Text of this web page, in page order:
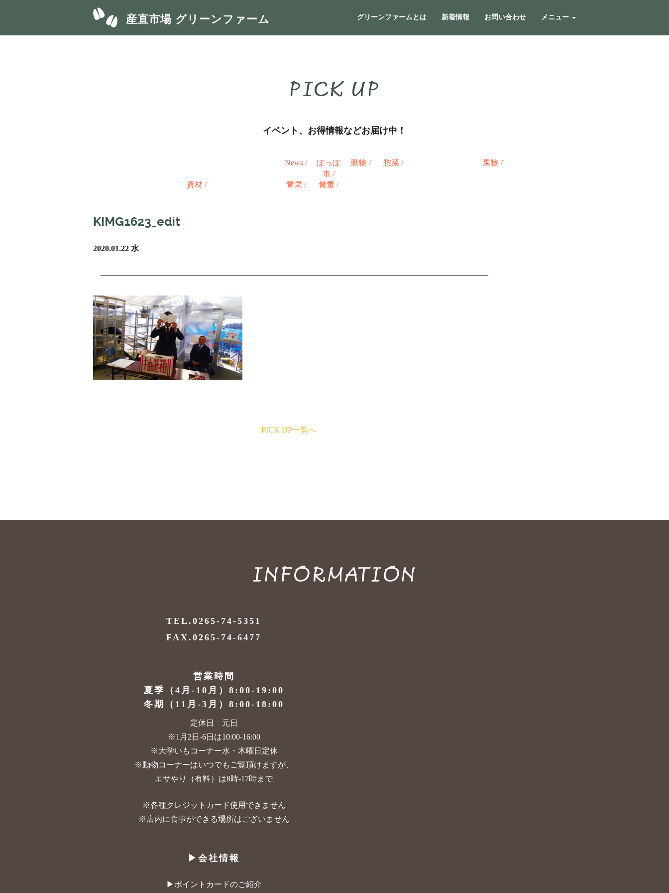
産直市場 グリーンファーム グリーンファームとは 新着情報 お問い合わせ メニュー
PICK UP
イベント、お得情報などお届け中！
News /
ぽっぽ
市 /
動物 / 惣菜 / 果物 /
資材 / 青果 / 骨董 /
KIMG1623_edit
2020.01.22 水
PICK UP一覧へ
INFORMATION
TEL.0265-74-5351
FAX.0265-74-6477
営業時間
夏季（4月-10月） 8:00-19:00
冬期（11月-3月） 8:00-18:00
定休日 元日
※1月2日-6日は10:00-16:00
※大学いもコーナー水・木曜日定休
※動物コーナーはいつでもご覧頂けますが、
エサやり（有料）は8時-17時まで
※各種クレジットカード使用できません
※店内に食事ができる場所はございません
▶︎会社情報
▶︎ポイントカードのご紹介